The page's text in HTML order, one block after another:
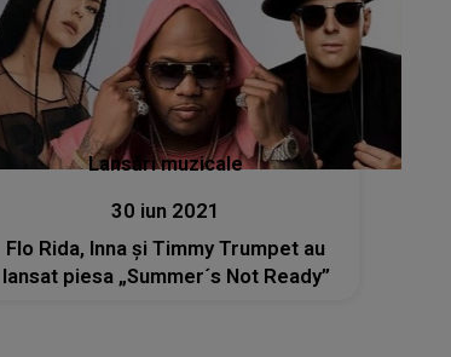
Lansări muzicale
30 iun 2021
Flo Rida, Inna și Timmy Trumpet au
lansat piesa „Summer´s Not Ready”